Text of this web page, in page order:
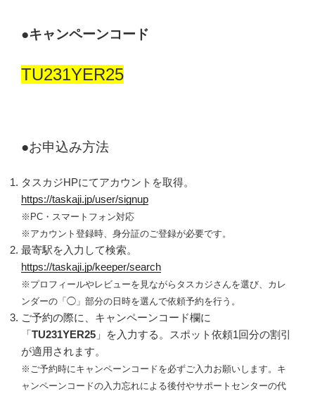
●キャンペーンコード
TU231YER25
●お申込み方法
タスカジHPにてアカウントを取得。
https://taskaji.jp/user/signup
※PC・スマートフォン対応
※アカウント登録時、身分証のご登録が必要です。
最寄駅を入力して検索。
https://taskaji.jp/keeper/search
※ プロフィールやレビューを見ながらタスカジさんを選び、カレ
ンダーの「◯」部分の日時を選んで依頼予約を行う。
ご予約の際に、キャンペーンコード欄に
「TU231YER25 」を入力する。スポット依頼1回分の割引
が適用されます。
※ご予約時にキャンペーンコードを必ずご入力お願いします。キ
ャンペーンコードの入力忘れによる後付やサポートセンターの代